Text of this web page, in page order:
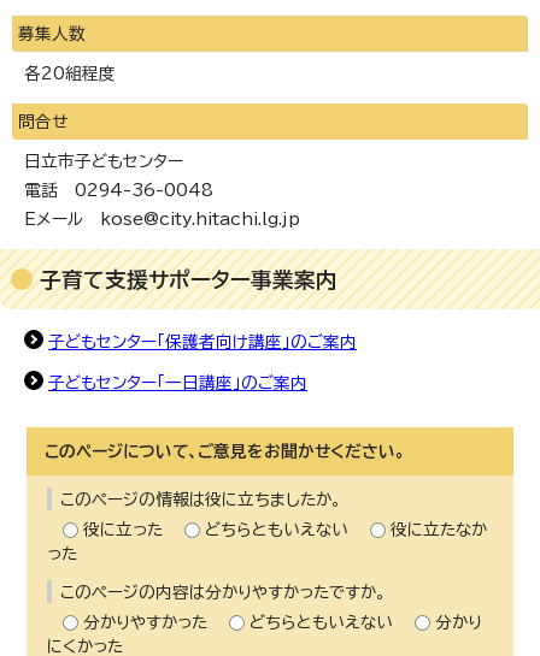
募集人数
各20組程度
問合せ
日立市子どもセンター
電話 0294-36-0048
Eメール kose@city.hitachi.lg.jp
子育て支援サポーター事業案内
子どもセンター「保護者向け講座」のご案内
子どもセンター「一日講座」のご案内
このページについて、ご意見をお聞かせください。
このページの情報は役に立ちましたか。
役に立った
どちらともいえない
役に立たなか
った
このページの内容は分かりやすかったですか。
分かりやすかった
どちらともいえない
分かり
にくかった